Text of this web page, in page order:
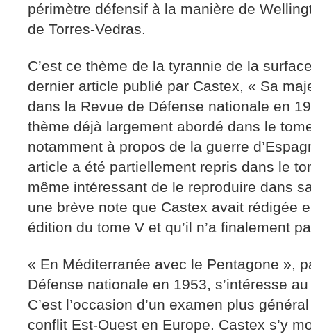
périmètre défensif à la manière de
de Torres-Vedras.
C’est ce thème de la tyrannie de la
dernier article publié par Castex, « Sa
dans la Revue de Défense nationale en
thème déjà largement abordé dans le
notamment à propos de la guerre
article a été partiellement repris dans le
même intéressant de le reproduire dans
une brève note que Castex avait rédigée
édition du tome V et qu’il n’a finalement
« En Méditerranée avec le Pentagone »,
Défense nationale en 1953, s’intéresse
C’est l’occasion d’un examen plus
conflit Est-Ouest en Europe. Castex s’y